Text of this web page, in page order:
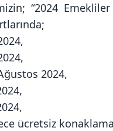
“2024 Emekliler
2024,
ücretsiz